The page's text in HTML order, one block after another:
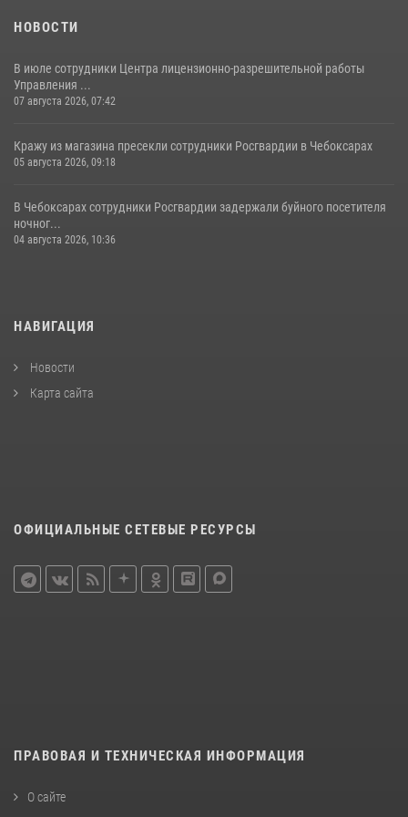
НОВОСТИ
В июле сотрудники Центра лицензионно-разрешительной работы
Управления ...
07 августа 2026, 07:42
Кражу из магазина пресекли сотрудники Росгвардии в Чебоксарах
05 августа 2026, 09:18
В Чебоксарах сотрудники Росгвардии задержали буйного посетителя
ночног...
04 августа 2026, 10:36
НАВИГАЦИЯ
Новости
Карта сайта
ОФИЦИАЛЬНЫЕ СЕТЕВЫЕ РЕСУРСЫ
ПРАВОВАЯ И ТЕХНИЧЕСКАЯ ИНФОРМАЦИЯ
О сайте